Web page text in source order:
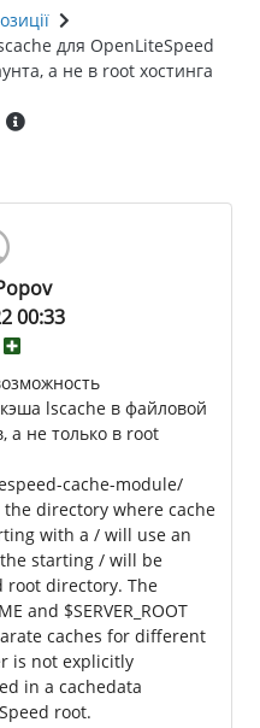
для OpenLiteSpeed
а не в root хостинга
00:33
lscache в файловой
а не только в root
cache-module/
directory where cache
with a / will use an
starting / will be
root directory. The
and $SERVER_ROOT
caches for different
is not explicitly
in a cachedata
root.